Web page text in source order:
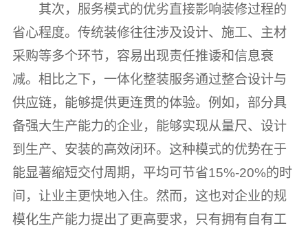
其次，服务模式的优劣直接影响装修过程的
省心程度。传统装修往往涉及设计、施工、主材
采购等多个环节，容易出现责任推诿和信息衰
减。相比之下，一体化整装服务通过整合设计与
供应链，能够提供更连贯的体验。例如，部分具
备强大生产能力的企业，能够实现从量尺、设计
到生产、安装的高效闭环。这种模式的优势在于
能显著缩短交付周期，平均可节省15%-20%的时
间，让业主更快地入住。然而，这也对企业的规
模化生产能力提出了更高要求，只有拥有自有工